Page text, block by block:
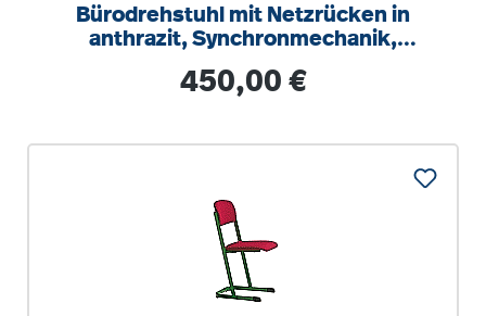
Bürodrehstuhl mit Netzrücken in
anthrazit, Synchronmechanik,
Regulärer Preis:
450,00 €